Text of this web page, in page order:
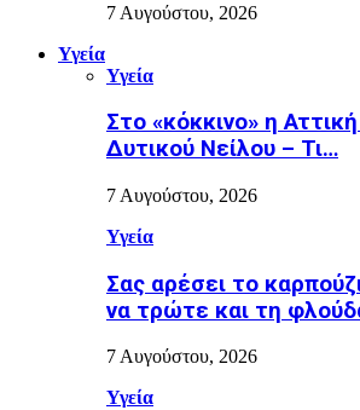
7 Αυγούστου, 2026
Υγεία
Υγεία
Στο «κόκκινο» η
Δυτικού Νείλου – Τι…
7 Αυγούστου, 2026
Υγεία
Σας αρέσει το
να τρώτε και τη
7 Αυγούστου, 2026
Υγεία